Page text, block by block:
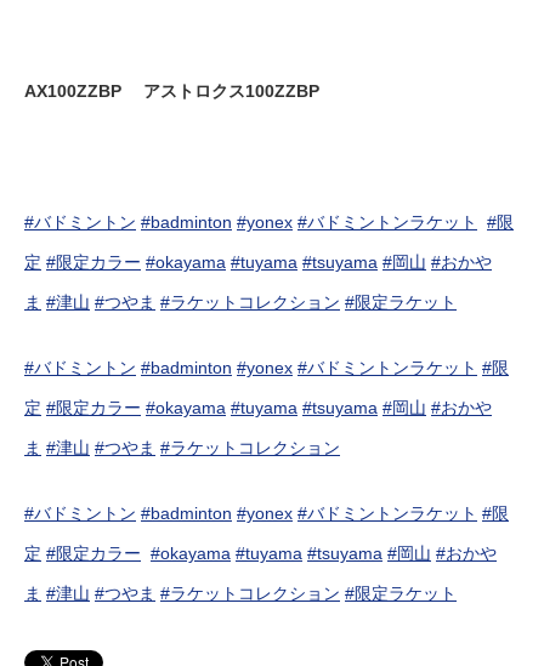
AX100ZZBP アストロクス100ZZBP
#バドミントン #badminton #yonex #バドミントンラケット #限
定 #限定カラー #okayama #tuyama #tsuyama #岡山 #おかや
ま #津山 #つやま #ラケットコレクション #限定ラケット
#バドミントン #badminton #yonex #バドミントンラケット #限
定 #限定カラー #okayama #tuyama #tsuyama #岡山 #おかや
ま #津山 #つやま #ラケットコレクション
#バドミントン #badminton #yonex #バドミントンラケット #限
定 #限定カラー #okayama #tuyama #tsuyama #岡山 #おかや
ま #津山 #つやま #ラケットコレクション #限定ラケット